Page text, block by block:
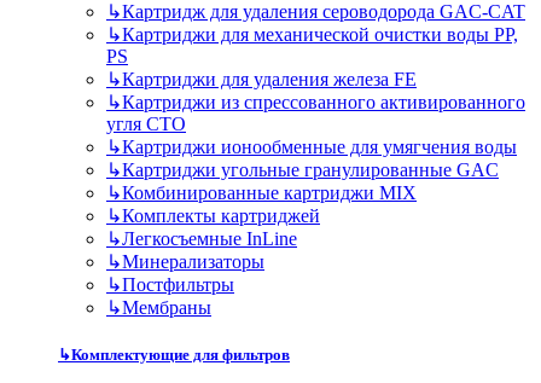
↳Картридж для удаления сероводорода GAC-CAT
↳Картриджи для механической очистки воды PP,
PS
↳Картриджи для удаления железа FE
↳Картриджи из спрессованного активированного
угля CTO
↳Картриджи ионообменные для умягчения воды
↳Картриджи угольные гранулированные GAC
↳Комбинированные картриджи MIX
↳Комплекты картриджей
↳Легкосъемные InLine
↳Минерализаторы
↳Постфильтры
↳Мембраны
↳Комплектующие для фильтров